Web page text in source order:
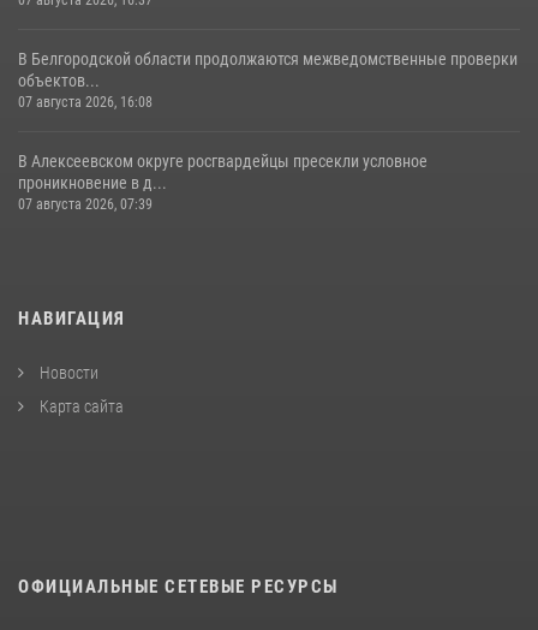
В Белгородской области продолжаются межведомственные проверки
объектов...
07 августа 2026, 16:08
В Алексеевском округе росгвардейцы пресекли условное
проникновение в д...
07 августа 2026, 07:39
НАВИГАЦИЯ
Новости
Карта сайта
ОФИЦИАЛЬНЫЕ СЕТЕВЫЕ РЕСУРСЫ